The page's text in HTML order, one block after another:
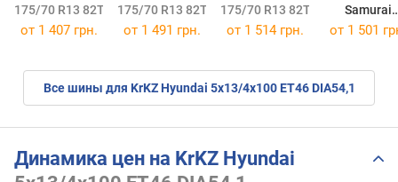
175/70 R13 82T
175/70 R13 82T
175/70 R13 82T
Samurai
175/70 R13
от 1 407 грн. от 1 491 грн. от 1 514 грн. от 1 501
Все шины для KrKZ Hyundai 5x13/4x100 ET46 DIA54,1
Динамика цен на KrKZ Hyundai